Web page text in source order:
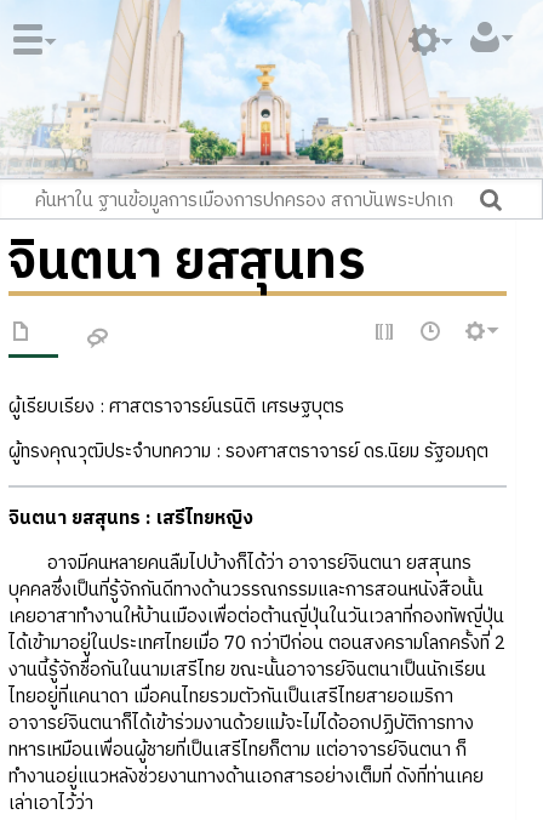
จินตนา ยสสุนทร
ผู้เรียบเรียง : ศาสตราจารย์นรนิติ เศรษฐบุตร
ผู้ทรงคุณวุฒิประจำบทความ : รองศาสตราจารย์ ดร.นิยม รัฐอมฤต
จินตนา ยสสุนทร : เสรีไทยหญิง
อาจมีคนหลายคนลืมไปบ้างก็ได้ว่า อาจารย์จินตนา ยสสุนทร
บุคคลซึ่งเป็นที่รู้จักกันดีทางด้านวรรณกรรมและการสอนหนังสือนั้น
เคยอาสาทำงานให้บ้านเมืองเพื่อต่อต้านญี่ปุ่นในวันเวลาที่กองทัพญี่ปุ่น
ได้เข้ามาอยู่ในประเทศไทยเมื่อ 70 กว่าปีก่อน ตอนสงครามโลกครั้งที่ 2
งานนี้รู้จักชื่อกันในนามเสรีไทย ขณะนั้นอาจารย์จินตนาเป็นนักเรียน
ไทยอยู่ที่แคนาดา เมื่อคนไทยรวมตัวกันเป็นเสรีไทยสายอเมริกา
อาจารย์จินตนาก็ได้เข้าร่วมงานด้วยแม้จะไม่ได้ออกปฏิบัติการทาง
ทหารเหมือนเพื่อนผู้ชายที่เป็นเสรีไทยก็ตาม แต่อาจารย์จินตนา ก็
ทำงานอยู่แนวหลังช่วยงานทางด้านเอกสารอย่างเต็มที่ ดังที่ท่านเคย
เล่าเอาไว้ว่า